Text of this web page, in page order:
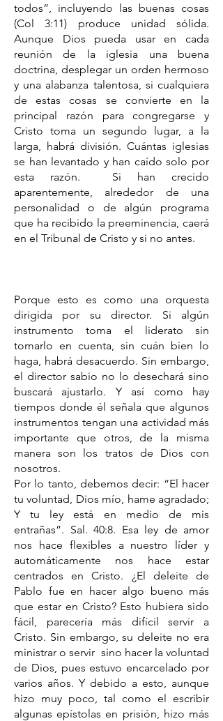
todos”, incluyendo las buenas cosas
(Col 3:11) produce unidad sólida.
Aunque Dios pueda usar en cada
reunión de la iglesia una buena
doctrina, desplegar un orden hermoso
y una alabanza talentosa, si cualquiera
de estas cosas se convierte en la
principal razón para congregarse y
Cristo toma un segundo lugar, a la
larga, habrá división. Cuántas iglesias
se han levantado y han caído solo por
esta razón. Si han crecido
aparentemente, alrededor de una
personalidad o de algún programa
que ha recibido la preeminencia, caerá
en el Tribunal de Cristo y si no antes.
Porque esto es como una orquesta
dirigida por su director. Si algún
instrumento toma el liderato sin
tomarlo en cuenta, sin cuán bien lo
haga, habrá desacuerdo. Sin embargo,
el director sabio no lo desechará sino
buscará ajustarlo. Y así como hay
tiempos donde él señala que algunos
instrumentos tengan una actividad más
importante que otros, de la misma
manera son los tratos de Dios con
nosotros.
Por lo tanto, debemos decir: “El hacer
tu voluntad, Dios mío, hame agradado;
Y tu ley está en medio de mis
entrañas”. Sal. 40:8. Esa ley de amor
nos hace flexibles a nuestro líder y
automáticamente nos hace estar
centrados en Cristo. ¿El deleite de
Pablo fue en hacer algo bueno más
que estar en Cristo? Esto hubiera sido
fácil, parecería más difícil servir a
Cristo. Sin embargo, su deleite no era
ministrar o servir sino hacer la voluntad
de Dios, pues estuvo encarcelado por
varios años. Y debido a esto, aunque
hizo muy poco, tal como el escribir
algunas epístolas en prisión, hizo más